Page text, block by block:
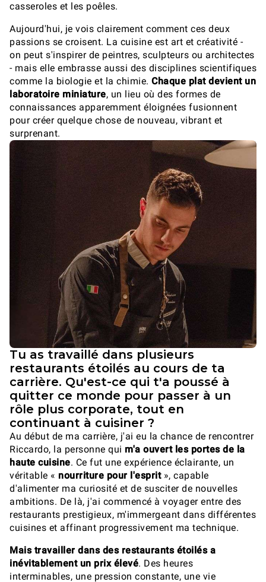
casseroles et les poêles.
Aujourd'hui, je vois clairement comment ces deux
passions se croisent. La cuisine est art et créativité -
on peut s'inspirer de peintres, sculpteurs ou architectes
- mais elle embrasse aussi des disciplines scientifiques
comme la biologie et la chimie. Chaque plat devient un
laboratoire miniature, un lieu où des formes de
connaissances apparemment éloignées fusionnent
pour créer quelque chose de nouveau, vibrant et
surprenant.
Tu as travaillé dans plusieurs
restaurants étoilés au cours de ta
carrière. Qu'est-ce qui t'a poussé à
quitter ce monde pour passer à un
rôle plus corporate, tout en
continuant à cuisiner ?
Au début de ma carrière, j'ai eu la chance de rencontrer
Riccardo, la personne qui m'a ouvert les portes de la
haute cuisine. Ce fut une expérience éclairante, un
véritable « nourriture pour l'esprit», capable
d'alimenter ma curiosité et de susciter de nouvelles
ambitions. De là, j'ai commencé à voyager entre des
restaurants prestigieux, m'immergeant dans différentes
cuisines et affinant progressivement ma technique.
Mais travailler dans des restaurants étoilés a
inévitablement un prix élevé. Des heures
interminables, une pression constante, une vie